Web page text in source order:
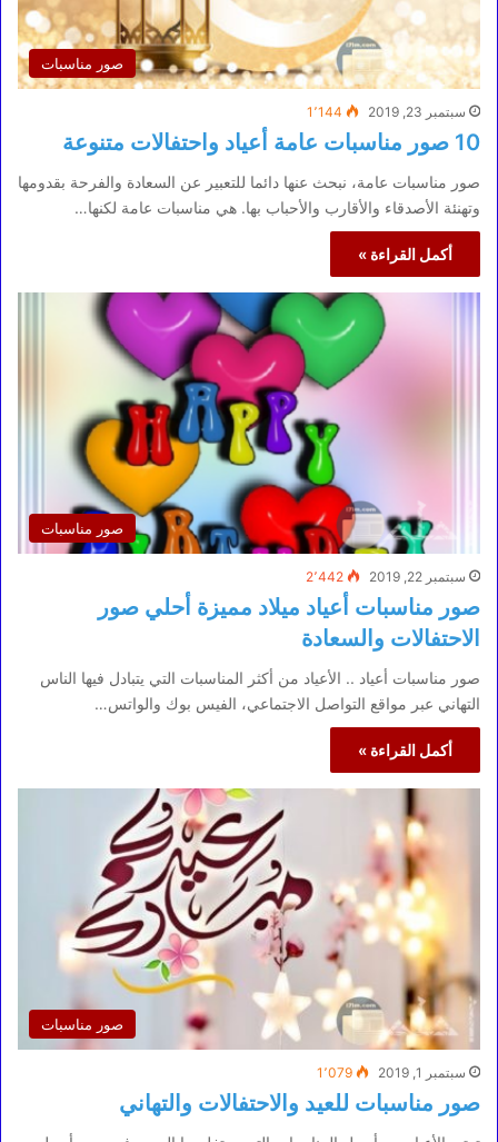
صور مناسبات
سبتمبر 23, 2019 1٬144
10 صور مناسبات عامة أعياد واحتفالات متنوعة
صور مناسبات عامة، نبحث عنها دائما للتعبير عن السعادة والفرحة بقدومها
وتهنئة الأصدقاء والأقارب والأحباب بها. هي مناسبات عامة لكنها…
أكمل القراءة »
صور مناسبات
سبتمبر 22, 2019 2٬442
صور مناسبات أعياد ميلاد مميزة أحلي صور
الاحتفالات والسعادة
صور مناسبات أعياد .. الأعياد من أكثر المناسبات التي يتبادل فيها الناس
التهاني عبر مواقع التواصل الاجتماعي، الفيس بوك والواتس…
أكمل القراءة »
صور مناسبات
سبتمبر 1, 2019 1٬079
صور مناسبات للعيد والاحتفالات والتهاني